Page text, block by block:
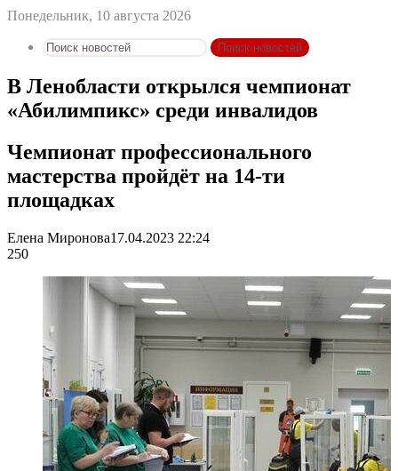
Понедельник, 10 августа 2026
Поиск новостей
В Ленобласти открылся чемпионат
«Абилимпикс» среди инвалидов
Чемпионат профессионального
мастерства пройдёт на 14-ти
площадках
Елена Миронова17.04.2023 22:24
250